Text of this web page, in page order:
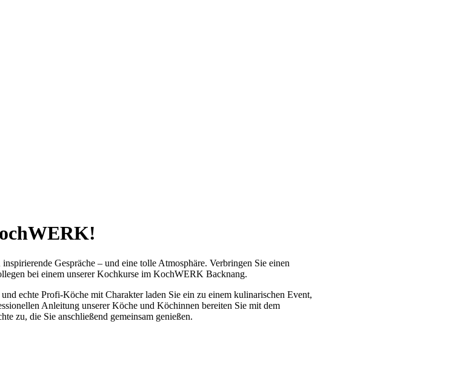
Gespräche – und eine tolle Atmosphäre. Verbringen Sie einen
bei einem unserer Kochkurse im KochWERK Backnang.
echte Profi-Köche mit Charakter laden Sie ein zu einem kulinarischen Event,
Anleitung unserer Köche und Köchinnen bereiten Sie mit dem
zu, die Sie anschließend gemeinsam genießen.